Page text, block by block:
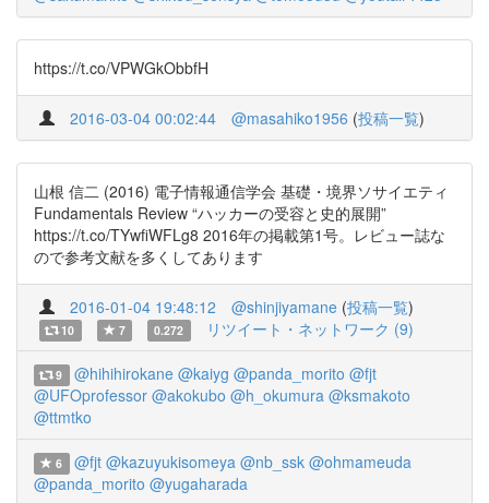
https://t.co/VPWGkObbfH
2016-03-04 00:02:44 @masahiko1956 (投稿一覧)
山根 信二 (2016) 電子情報通信学会 基礎・境界ソサイエティ
Fundamentals Review “ハッカーの受容と史的展開”
https://t.co/TYwfiWFLg8 2016年の掲載第1号。レビュー誌な
ので参考文献を多くしてあります
2016-01-04 19:48:12 @shinjiyamane (投稿一覧)
10 7 0.272 リツイート・ネットワーク (9)
9 @hihihirokane @kaiyg @panda_morito @fjt
@UFOprofessor @akokubo @h_okumura @ksmakoto
@ttmtko
6 @fjt @kazuyukisomeya @nb_ssk @ohmameuda
@panda_morito @yugaharada